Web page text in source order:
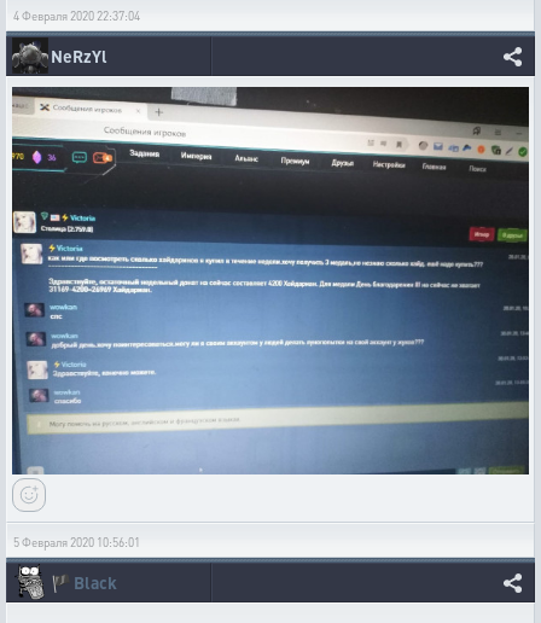
4 Февраля 2020 22:37:04
NeRzYl
5 Февраля 2020 10:56:01
🏴 Black